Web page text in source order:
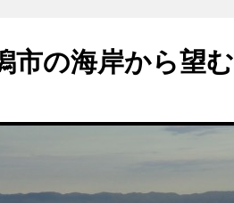
の海岸から望む